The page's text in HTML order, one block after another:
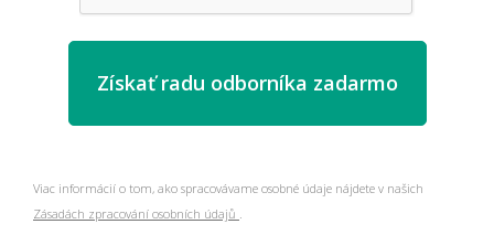
Viac informácií o tom, ako spracovávame osobné údaje nájdete v našich
Zásadách zpracování osobních údajů